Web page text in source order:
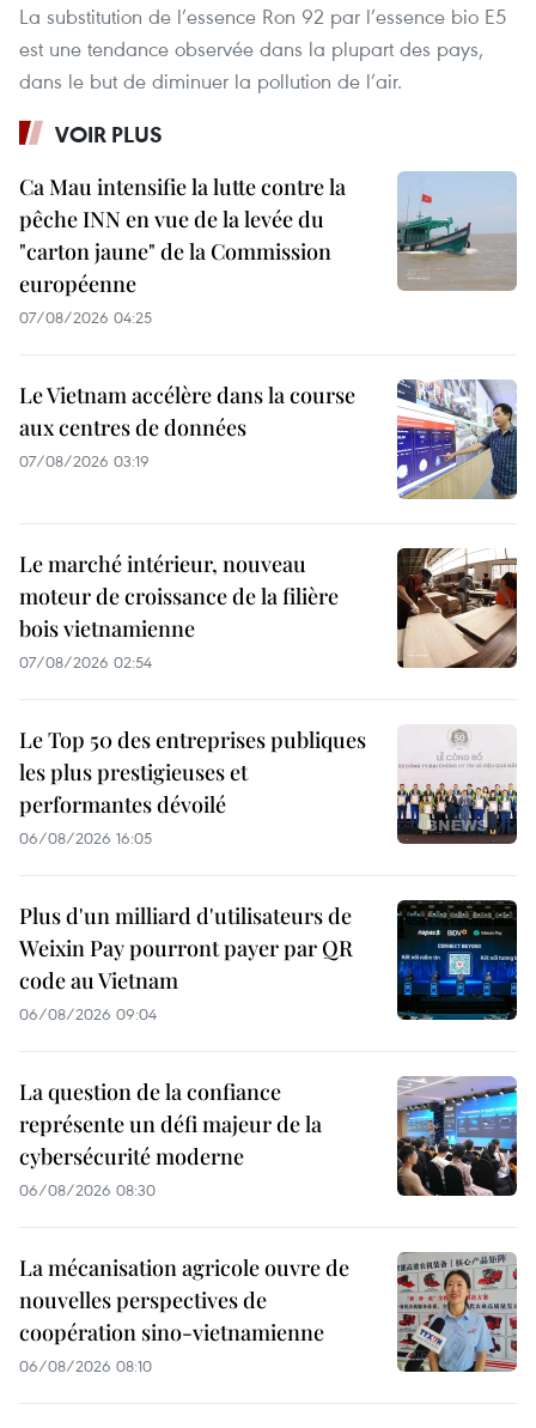
La substitution de l’essence Ron 92 par l’essence bio E5
est une tendance observée dans la plupart des pays,
dans le but de diminuer la pollution de l’air.
VOIR PLUS
Ca Mau intensifie la lutte contre la
pêche INN en vue de la levée du
"carton jaune" de la Commission
européenne
07/08/2026 04:25
Le Vietnam accélère dans la course
aux centres de données
07/08/2026 03:19
Le marché intérieur, nouveau
moteur de croissance de la filière
bois vietnamienne
07/08/2026 02:54
Le Top 50 des entreprises publiques
les plus prestigieuses et
performantes dévoilé
06/08/2026 16:05
Plus d'un milliard d'utilisateurs de
Weixin Pay pourront payer par QR
code au Vietnam
06/08/2026 09:04
La question de la confiance
représente un défi majeur de la
cybersécurité moderne
06/08/2026 08:30
La mécanisation agricole ouvre de
nouvelles perspectives de
coopération sino-vietnamienne
06/08/2026 08:10